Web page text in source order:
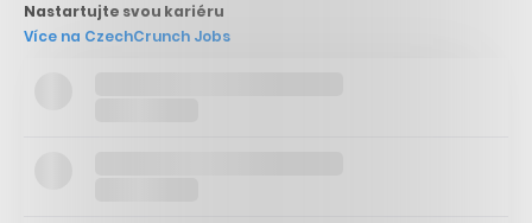
Nastartujte svou kariéru
Více na CzechCrunch Jobs